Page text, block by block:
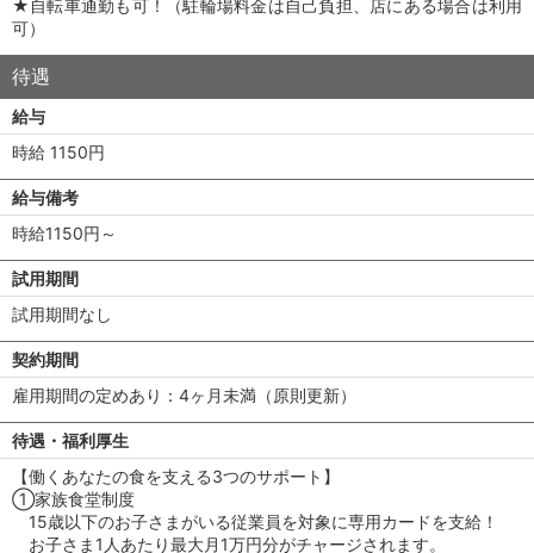
★自転車通勤も可！（駐輪場料金は自己負担、店にある場合は利用
可）
待遇
給与
時給 1150円
給与備考
時給1150円～
試用期間
試用期間なし
契約期間
雇用期間の定めあり：4ヶ月未満（原則更新）
待遇・福利厚生
【働くあなたの食を支える3つのサポート】
①家族食堂制度
15歳以下のお子さまがいる従業員を対象に専用カードを支給！
お子さま1人あたり最大月1万円分がチャージされます。